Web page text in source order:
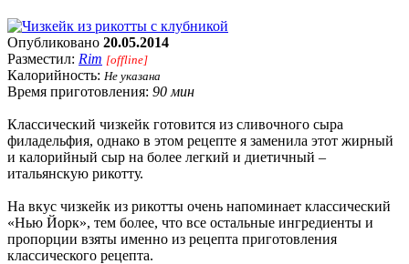
Опубликовано 20.05.2014
Разместил: Rim [offline]
Калорийность: Не указана
Время приготовления: 90 мин
Классический чизкейк готовится из сливочного сыра
филадельфия, однако в этом рецепте я заменила этот жирный
и калорийный сыр на более легкий и диетичный –
итальянскую рикотту.
На вкус чизкейк из рикотты очень напоминает классический
«Нью Йорк», тем более, что все остальные ингредиенты и
пропорции взяты именно из рецепта приготовления
классического рецепта.